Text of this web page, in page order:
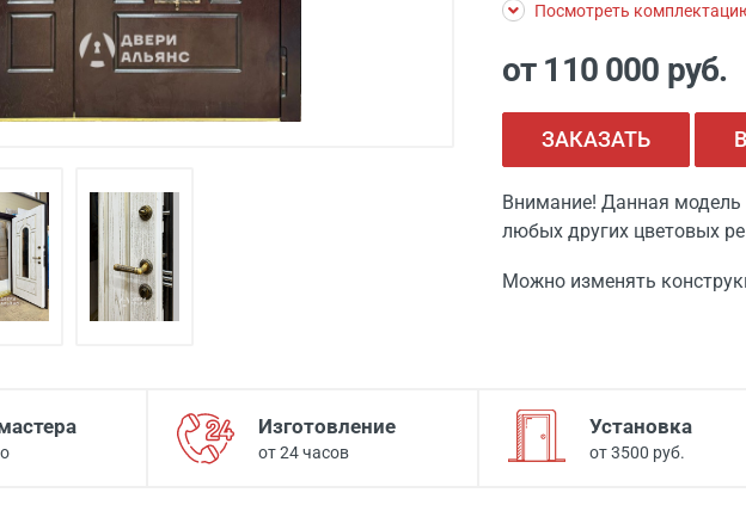
Посмотреть
от 110 000 руб.
ЗАКАЗАТЬ
Внимание! Данная модель
любых других цветовых
Можно изменять
Изготовление
от 24 часов
Установка
от 3500 руб.